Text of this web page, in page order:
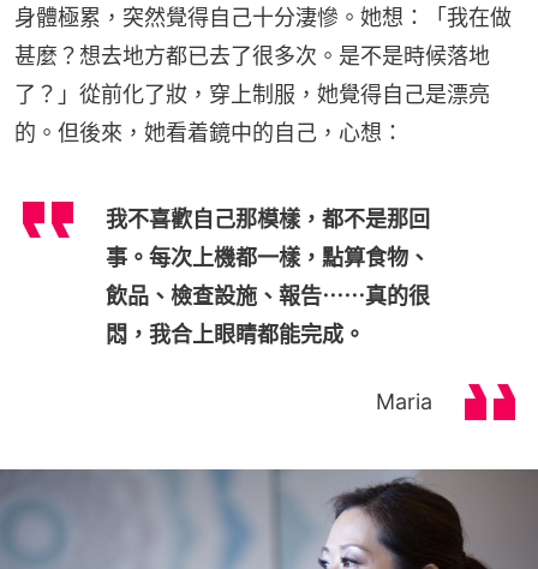
身體極累，突然覺得自己十分淒慘。她想：「我在做
甚麼？想去地方都已去了很多次。是不是時候落地
了？」從前化了妝，穿上制服，她覺得自己是漂亮
的。但後來，她看着鏡中的自己，心想：
我不喜歡自己那模樣，都不是那回
事。每次上機都一樣，點算食物、
飲品、檢查設施、報告⋯⋯真的很
悶，我合上眼睛都能完成。
Maria